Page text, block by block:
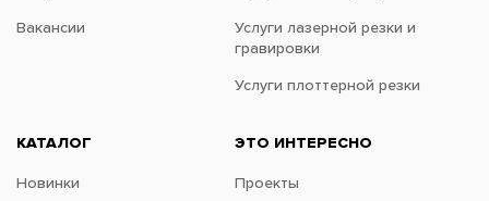
Вакансии
Услуги лазерной резки и
гравировки
Услуги плоттерной резки
КАТАЛОГ
Новинки
ЭТО ИНТЕРЕСНО
Проекты